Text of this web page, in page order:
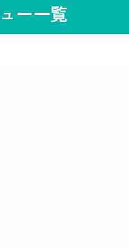
ー一覧